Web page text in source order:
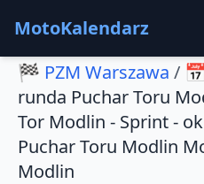
MotoKalendarz
🏁 PZM Warszawa / 📅
runda Puchar Toru
Tor Modlin - Sprint -
Puchar Toru Modlin
Modlin